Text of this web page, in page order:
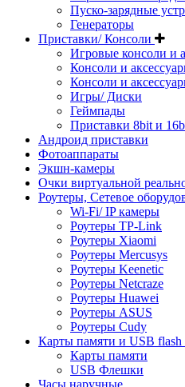
Пуско-зарядные
Генераторы
Приставки/ Консоли
Игровые консоли и
Консоли и
Консоли и
Игры/ Диски
Геймпады
Приставки 8bit и
Андроид приставки
Фотоаппараты
Экшн-камеры
Очки виртуальной
Роутеры, Сетевое
Wi-Fi/ IP камеры
Роутеры TP-Link
Роутеры Xiaomi
Роутеры Mercusys
Роутеры Keenetic
Роутеры Netcraze
Роутеры Huawei
Роутеры ASUS
Роутеры Cudy
Карты памяти и USB flash
Карты памяти
USB Флешки
Часы наручные